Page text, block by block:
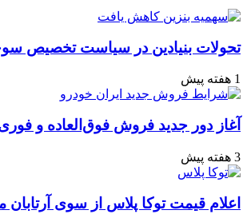
ایمیل
تحولات بنیادین در سیاست تخصیص
1 هفته پیش
آغاز دور جدید فروش فوق‌العاده و
3 هفته پیش
اعلام قیمت توکا پلاس از سوی آرتابان موتور: